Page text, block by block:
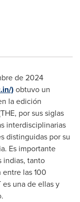
de 2024
) obtuvo un
la edición
por sus siglas
interdisciplinarias
distinguidas por su
Es importante
indias, tanto
las 100
una de ellas y